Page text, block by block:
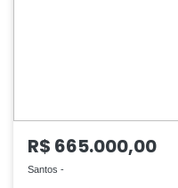
R$ 665.000,00
Santos -